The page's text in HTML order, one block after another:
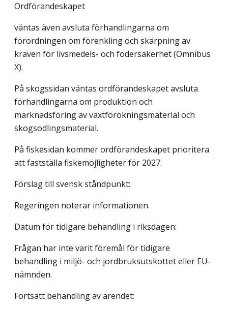
Ordförandeskapet
väntas även avsluta förhandlingarna om
förordningen om förenkling och skärpning av
kraven för livsmedels- och fodersäkerhet (Omnibus
X).
På skogssidan väntas ordförandeskapet avsluta
förhandlingarna om produktion och
marknadsföring av växtförökningsmaterial och
skogsodlingsmaterial.
På fiskesidan kommer ordförandeskapet prioritera
att fastställa fiskemöjligheter för 2027.
Förslag till svensk ståndpunkt:
Regeringen noterar informationen.
Datum för tidigare behandling i riksdagen:
Frågan har inte varit föremål för tidigare
behandling i miljö- och jordbruksutskottet eller EU-
nämnden.
Fortsatt behandling av ärendet: